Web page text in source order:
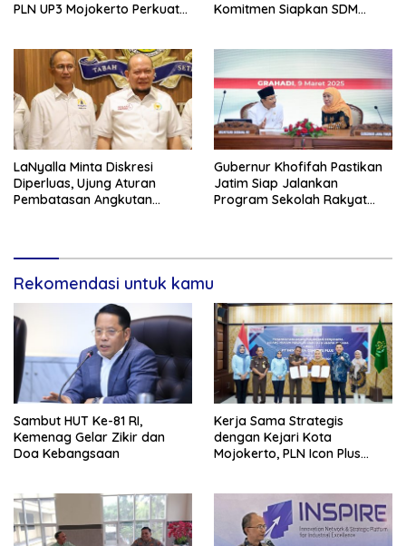
PLN UP3 Mojokerto Perkuat
Komitmen Siapkan SDM
LaNyalla Minta Diskresi
Diperluas, Ujung Aturan
Pembatasan Angkutan
Gubernur Khofifah Pastikan
Jatim Siap Jalankan
Program Sekolah Rakyat
Rekomendasi untuk kamu
Sambut HUT Ke-81 RI,
Kemenag Gelar Zikir dan
Doa Kebangsaan
Kerja Sama Strategis
dengan Kejari Kota
Mojokerto, PLN Icon Plus